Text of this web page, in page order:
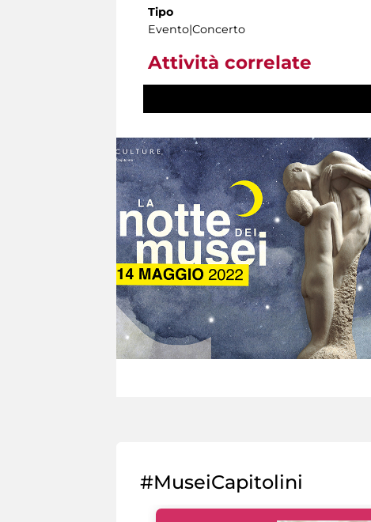
Tipo
Evento|Concerto
Attività correlate
#MuseiCapitolini